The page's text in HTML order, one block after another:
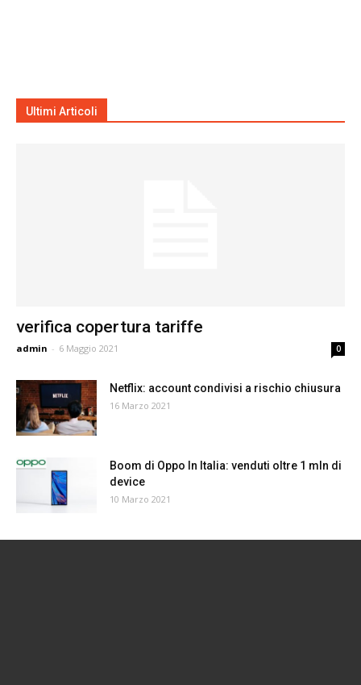
Ultimi Articoli
verifica copertura tariffe
admin - 6 Maggio 2021 0
Netflix: account condivisi a rischio chiusura
16 Marzo 2021
Boom di Oppo In Italia: venduti oltre 1 mln di
device
10 Marzo 2021